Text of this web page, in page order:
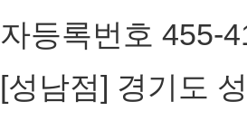
자등록번호 455-
[성남점] 경기도